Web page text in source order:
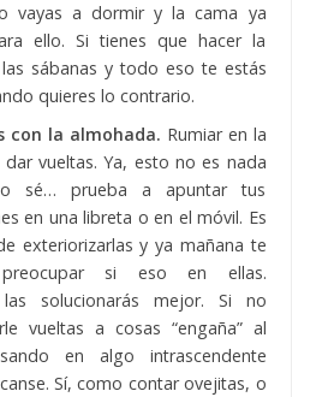
vayas a dormir y la cama ya
ello. Si tienes que hacer la
sábanas y todo eso te estás
quieres lo contrario.
con la almohada. Rumiar en la
vueltas. Ya, esto no es nada
sé… prueba a apuntar tus
en una libreta o en el móvil. Es
exteriorizarlas y ya mañana te
si eso en ellas.
las solucionarás mejor. Si no
vueltas a cosas “engaña” al
en algo intrascendente
Sí, como contar ovejitas, o